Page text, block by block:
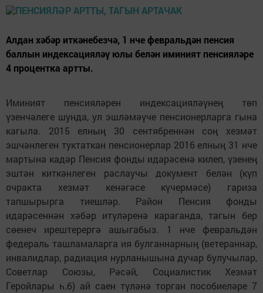
Алдан хәбәр иткәнебезчә, 1 нче февральдән пенсия
баллын индексацияләү юлы белән иминият пенсияләре
4 процентка артты.
Иминият пенсияләрен индексацияләүнең төп
үзенчәлеге шунда, ул эшләмәүче пенсионерларга гына
кагыла. 2015 елның 30 сентябреннән соң хезмәт
эшчәнлеген туктаткан пенсионерлар 2016 елның 31 нче
мартына кадәр Пенсия фонды идарәсенә килеп, үзенең
эштән киткәнлеген раслаучы документ белән (күп
очракта хезмәт кенәгәсе күчермәсе) гариза
тапшырырга тиешләр. Район Пенсия фонды
идарәсеннән хәбәр итүләренә караганда, тагын бер
сөенеч ирештерергә ашыгабыз. 1 нче февральдән
федераль ташламаларга ия булганнарның (ветераннар,
инвалидлар, радиация нурланышына дучар булучылар,
Советлар Союзы, Рәсәй, Социалистик Хезмәт
Геройлары һ.б) ай саен түләнә торган пособиеләре 7